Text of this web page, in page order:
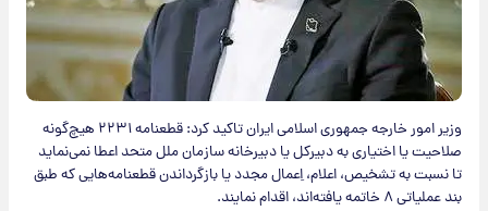
وزیر امور خارجه جمهوری اسلامی ایران تاکید کرد: قطعنامه ۲۲۳۱ هیچ‌گونه
صلاحیت یا اختیاری به دبیرکل یا دبیرخانه سازمان ملل متحد اعطا نمی‌نماید
تا نسبت به تشخیص، اعلام، اِعمال مجدد یا بازگرداندن قطعنامه‌هایی که طبق
بند عملیاتی ۸ خاتمه یافته‌اند، اقدام نمایند.